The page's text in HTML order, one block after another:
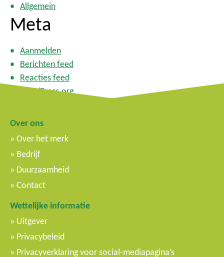
Allgemein
Meta
Aanmelden
Berichten feed
Reacties feed
WordPress.org
Over ons
Over het merk
Bedrijf
Duurzaamheid
Contact
Wettelijke informatie
Uitgever
Privacybeleid
Privacyverklaring voor social-mediapagina’s